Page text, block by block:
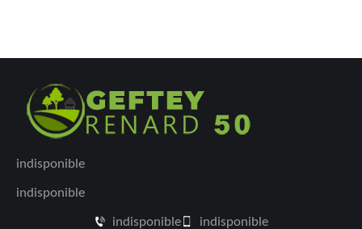
indisponible
indisponible
indisponible indisponible